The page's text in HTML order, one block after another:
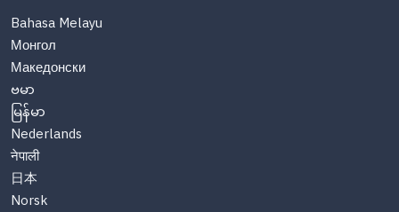
Bahasa Melayu
Монгол
Македонски
ဗမာ
မြန်မာ
Nederlands
नेपाली
日本
Norsk